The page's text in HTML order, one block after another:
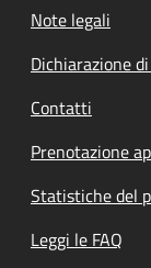
Note legali
Dichiarazione
Contatti
Prenotazione
Statistiche del
Leggi le FAQ